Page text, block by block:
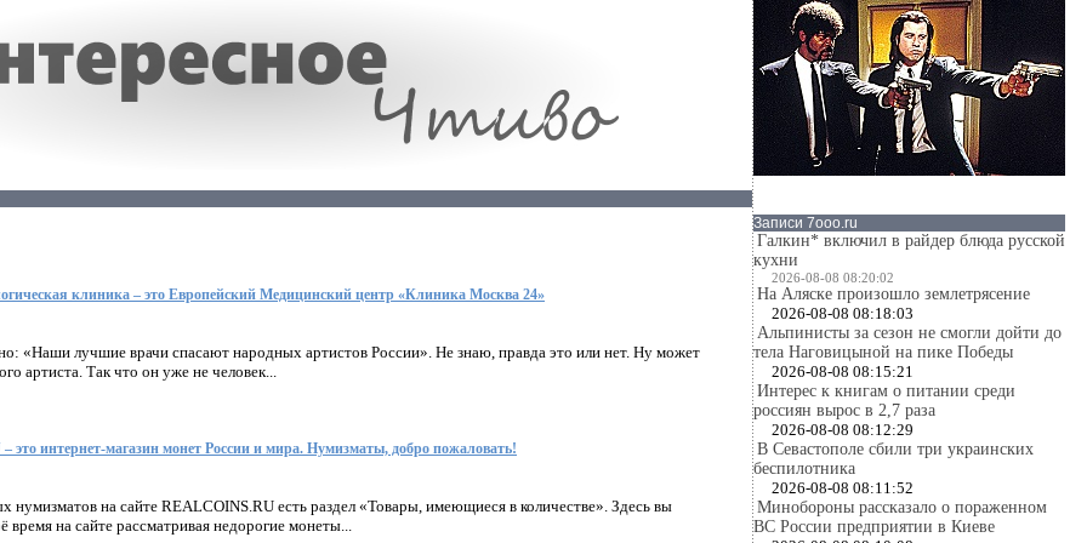
клиника – это Европейский Медицинский центр «Клиника Москва 24»
«Наши лучшие врачи спасают народных артистов России». Не знаю, правда это или нет. Ну может
артиста. Так что он уже не человек...
это интернет-магазин монет России и мира. Нумизматы, добро пожаловать!
нумизматов на сайте REALCOINS.RU есть раздел «Товары, имеющиеся в количестве». Здесь вы
время на сайте рассматривая недорогие монеты...
Записи 7ooo.ru
Галкин* включил в райдер блюда русской
кухни
2026-08-08 08:20:02
На Аляске произошло землетрясение
2026-08-08 08:18:03
Альпинисты за сезон не смогли дойти до
тела Наговицыной на пике Победы
2026-08-08 08:15:21
Интерес к книгам о питании среди
россиян вырос в 2,7 раза
2026-08-08 08:12:29
В Севастополе сбили три украинских
беспилотника
2026-08-08 08:11:52
Минобороны рассказало о пораженном
ВС России предприятии в Киеве